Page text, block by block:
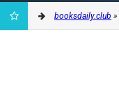
booksdaily.club »